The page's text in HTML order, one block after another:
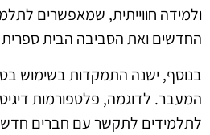
ולמידה חווייתית, שמאפשרים
החדשים ואת הסביבה הבית
בנוסף, ישנה התמקדות בשימוש
המעבר. לדוגמה, פלטפורמות
לתלמידים לתקשר עם חברים